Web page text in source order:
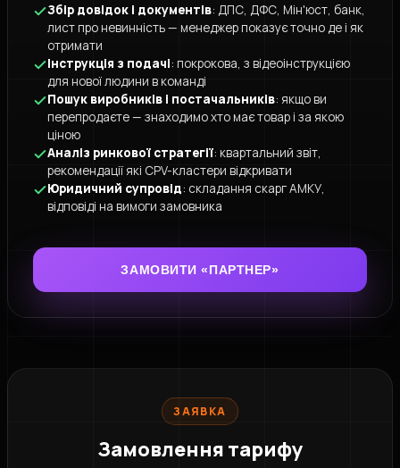
Збір довідок і документів: ДПС, ДФС, Мін'юст, банк,
лист про невинність — менеджер показує точно де і як
отримати
Інструкція з подачі: покрокова, з відеоінструкцією
для нової людини в команді
Пошук виробників і постачальників: якщо ви
перепродаєте — знаходимо хто має товар і за якою
ціною
Аналіз ринкової стратегії: квартальний звіт,
рекомендації які CPV-кластери відкривати
Юридичний супровід: складання скарг АМКУ,
відповіді на вимоги замовника
ЗАМОВИТИ «ПАРТНЕР»
ЗАЯВКА
Замовлення тарифу